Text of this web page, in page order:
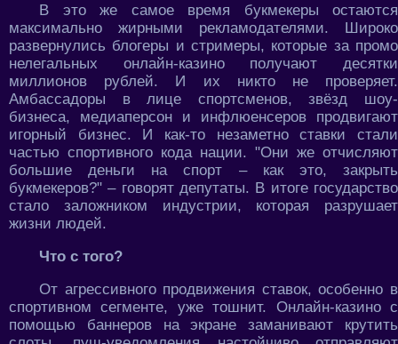
В это же самое время букмекеры остаются
максимально жирными рекламодателями. Широко
развернулись блогеры и стримеры, которые за промо
нелегальных онлайн-казино получают десятки
миллионов рублей. И их никто не проверяет.
Амбассадоры в лице спортсменов, звёзд шоу-
бизнеса, медиаперсон и инфлюенсеров продвигают
игорный бизнес. И как-то незаметно ставки стали
частью спортивного кода нации. "Они же отчисляют
большие деньги на спорт – как это, закрыть
букмекеров?" – говорят депутаты. В итоге государство
стало заложником индустрии, которая разрушает
жизни людей.
Что с того?
От агрессивного продвижения ставок, особенно в
спортивном сегменте, уже тошнит. Онлайн-казино с
помощью баннеров на экране заманивают крутить